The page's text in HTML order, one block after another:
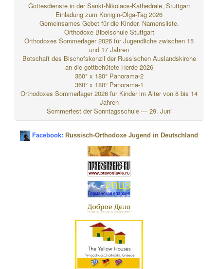
Gottesdienste in der Sankt-Nikolaos-Kathedrale, Stuttgart
Einladung zum Königin-Olga-Tag 2026
Gemeinsames Gebet für die Kinder. Namensliste.
Orthodoxe Bibelschule Stuttgart
Orthodoxes Sommerlager 2026 für Jugendliche zwischen 15
und 17 Jahren
Botschaft des Bischofskonzil der Russischen Auslandskirche
an die gottbehütete Herde 2026
360° x 180° Panorama-2
360° x 180° Panorama-1
Orthodoxes Sommerlager 2026 für Kinder im Alter von 8 bis 14
Jahren
Sommerfest der Sonntagsschule — 29. Juni
Facebook: Russisch-Orthodoxe Jugend in Deutschland